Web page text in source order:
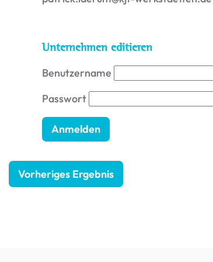
Unternehmen editieren
Benutzername
Passwort
Vorheriges Ergebnis